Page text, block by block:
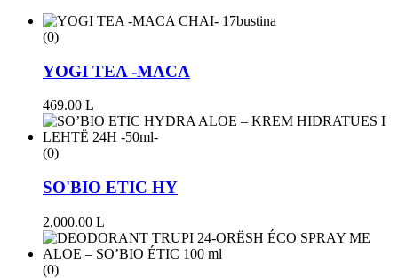
(0)
YOGI TEA -MACA
469.00 L
(0)
SO'BIO ETIC HY
2,000.00 L
(0)